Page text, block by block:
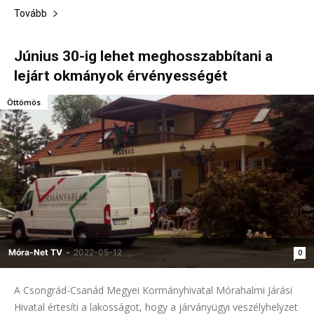
Tovább
Június 30-ig lehet meghosszabbítani a
lejárt okmányok érvényességét
Móra-Net TV - 2022-05-12 0
Öttömös
A Csongrád-Csanád Megyei Kormányhivatal Mórahalmi Járási
Hivatal értesíti a lakosságot, hogy a járványügyi veszélyhelyzet